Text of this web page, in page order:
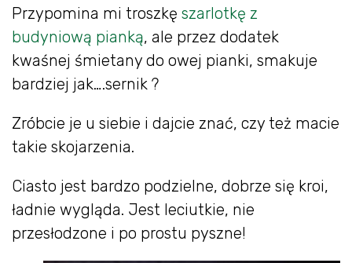
Przypomina mi troszkę szarlotkę z
budyniową pianką, ale przez dodatek
kwaśnej śmietany do owej pianki, smakuje
bardziej jak….sernik ?
Zróbcie je u siebie i dajcie znać, czy też macie
takie skojarzenia.
Ciasto jest bardzo podzielne, dobrze się kroi,
ładnie wygląda. Jest leciutkie, nie
przesłodzone i po prostu pyszne!